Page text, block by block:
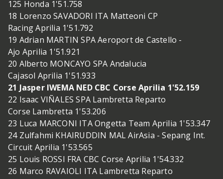
125 Honda 1'51.758
18 Lorenzo SAVADORI ITA Matteoni CP
Racing Aprilia 1'51.792
19 Adrian MARTIN SPA Aeroport de Castello -
Ajo Aprilia 1'51.921
20 Alberto MONCAYO SPA Andalucia
Cajasol Aprilia 1'51.933
21 Jasper IWEMA NED CBC Corse Aprilia 1'52.159
22 Isaac VIÑALES SPA Lambretta Reparto
Corse Lambretta 1'53.206
23 Luca MARCONI ITA Ongetta Team Aprilia 1'53.347
24 Zulfahmi KHAIRUDDIN MAL AirAsia - Sepang Int.
Circuit Aprilia 1'53.565
25 Louis ROSSI FRA CBC Corse Aprilia 1'54.332
26 Marco RAVAIOLI ITA Lambretta Reparto